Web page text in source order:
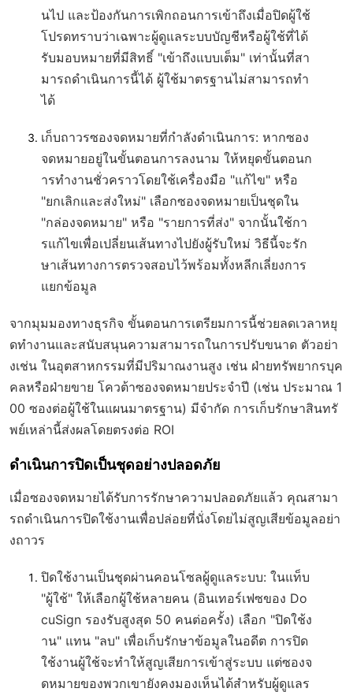
นไป และป้องกันการเพิกถอนการเข้าถึงเมื่อปิดผู้ใช้
โปรดทราบว่าเฉพาะผู้ดูแลระบบบัญชีหรือผู้ใช้ที่ได้
รับมอบหมายที่มีสิทธิ์ "เข้าถึงแบบเต็ม" เท่านั้นที่สา
มารถดำเนินการนี้ได้ ผู้ใช้มาตรฐานไม่สามารถทำ
ได้
เก็บถาวรซองจดหมายที่กำลังดำเนินการ: หากซอง
จดหมายอยู่ในขั้นตอนการลงนาม ให้หยุดขั้นตอนก
ารทำงานชั่วคราวโดยใช้เครื่องมือ "แก้ไข" หรือ
"ยกเลิกและส่งใหม่" เลือกซองจดหมายเป็นชุดใน
"กล่องจดหมาย" หรือ "รายการที่ส่ง" จากนั้นใช้กา
รแก้ไขเพื่อเปลี่ยนเส้นทางไปยังผู้รับใหม่ วิธีนี้จะรัก
ษาเส้นทางการตรวจสอบไว้พร้อมทั้งหลีกเลี่ยงการ
แยกข้อมูล
จากมุมมองทางธุรกิจ ขั้นตอนการเตรียมการนี้ช่วยลดเวลาหยุ
ดทำงานและสนับสนุนความสามารถในการปรับขนาด ตัวอย่า
งเช่น ในอุตสาหกรรมที่มีปริมาณงานสูง เช่น ฝ่ายทรัพยากรบุค
คลหรือฝ่ายขาย โควต้าซองจดหมายประจำปี (เช่น ประมาณ 1
00 ซองต่อผู้ใช้ในแผนมาตรฐาน) มีจำกัด การเก็บรักษาสินทรั
พย์เหล่านี้ส่งผลโดยตรงต่อ ROI
ดำเนินการปิดเป็นชุดอย่างปลอดภัย
เมื่อซองจดหมายได้รับการรักษาความปลอดภัยแล้ว คุณสามา
รถดำเนินการปิดใช้งานเพื่อปล่อยที่นั่งโดยไม่สูญเสียข้อมูลอย่า
งถาวร
ปิดใช้งานเป็นชุดผ่านคอนโซลผู้ดูแลระบบ: ในแท็บ
"ผู้ใช้" ให้เลือกผู้ใช้หลายคน (อินเทอร์เฟซของ Do
cuSign รองรับสูงสุด 50 คนต่อครั้ง) เลือก "ปิดใช้ง
าน" แทน "ลบ" เพื่อเก็บรักษาข้อมูลในอดีต การปิด
ใช้งานผู้ใช้จะทำให้สูญเสียการเข้าสู่ระบบ แต่ซองจ
ดหมายของพวกเขายังคงมองเห็นได้สำหรับผู้ดูแลร